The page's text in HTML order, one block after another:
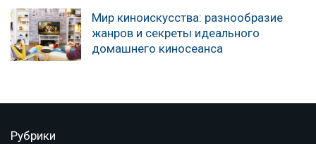
Мир киноискусства: разнообразие
жанров и секреты идеального
домашнего киносеанса
Рубрики